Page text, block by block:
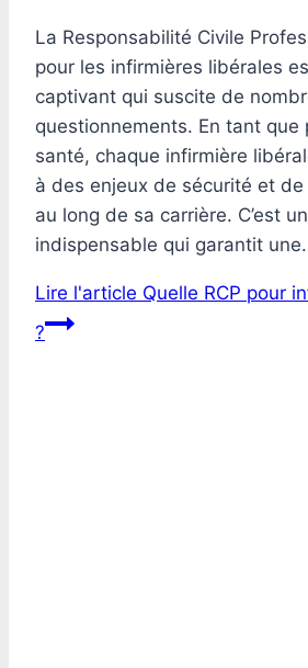
La Responsabilité Civile
pour les infirmières libérales
captivant qui suscite de
questionnements. En tant que
santé, chaque infirmière
à des enjeux de sécurité et
au long de sa carrière. C’est
indispensable qui garantit
Lire l'article Quelle RCP pour
?